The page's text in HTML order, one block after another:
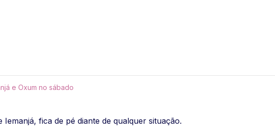
e Oxum no sábado
Iemanjá, fica de pé diante de qualquer situação.